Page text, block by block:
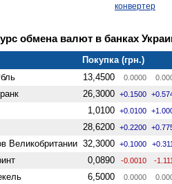
конвертер
обмена валют в банках
Покупка (грн.)
13,4500 0.0000
26,3000 +0.1500
1,0100 +0.0100
28,6200 +0.2200
Велико­британии 32,3000 +0.1000
0,0890 -0.0010 -
6,5000 0.0000